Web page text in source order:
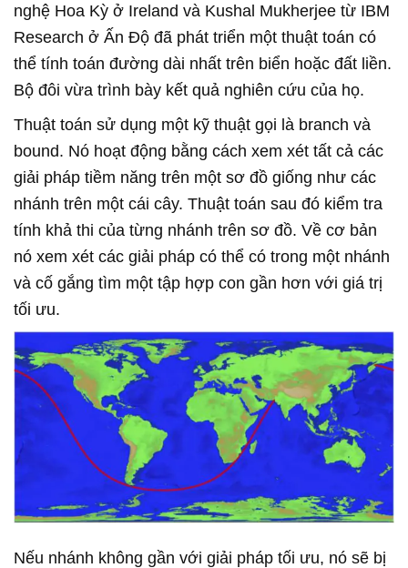
nghệ Hoa Kỳ ở Ireland và Kushal Mukherjee từ IBM
Research ở Ấn Độ đã phát triển một thuật toán có
thể tính toán đường dài nhất trên biển hoặc đất liền.
Bộ đôi vừa trình bày kết quả nghiên cứu của họ.
Thuật toán sử dụng một kỹ thuật gọi là branch và
bound. Nó hoạt động bằng cách xem xét tất cả các
giải pháp tiềm năng trên một sơ đồ giống như các
nhánh trên một cái cây. Thuật toán sau đó kiểm tra
tính khả thi của từng nhánh trên sơ đồ. Về cơ bản
nó xem xét các giải pháp có thể có trong một nhánh
và cố gắng tìm một tập hợp con gần hơn với giá trị
tối ưu.
Nếu nhánh không gần với giải pháp tối ưu, nó sẽ bị